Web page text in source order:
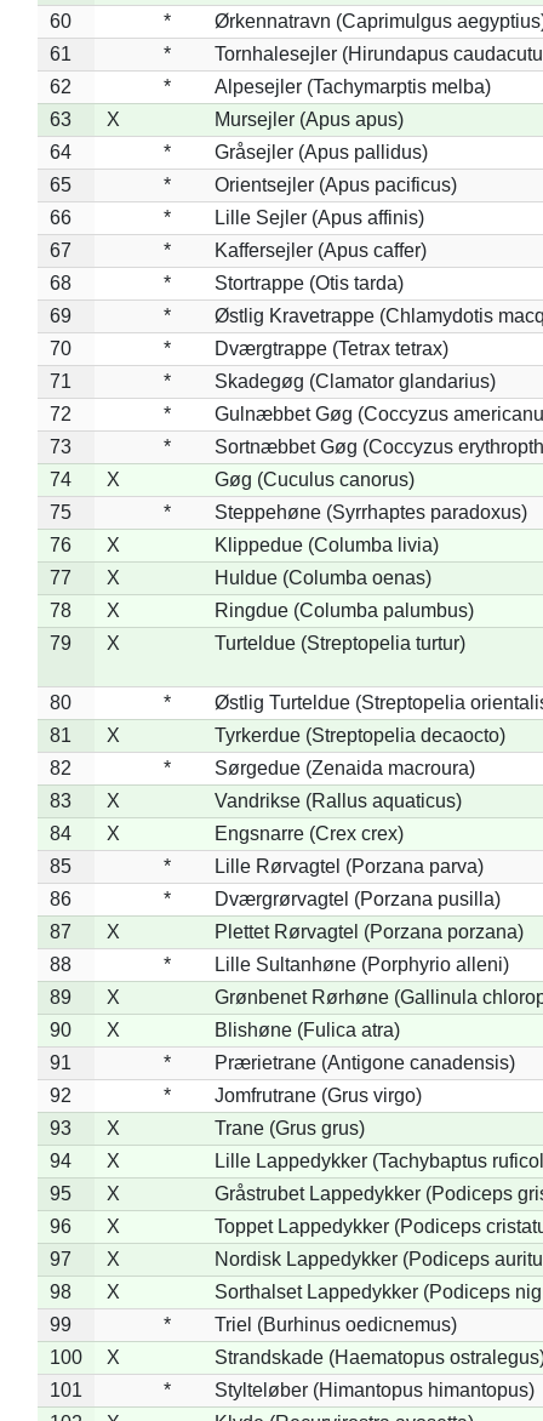
60
*
Ørkennatravn (Caprimulgus
61
*
Tornhalesejler (Hirundapus
62
*
Alpesejler (Tachymarptis melba)
63
X
Mursejler (Apus apus)
64
*
Gråsejler (Apus pallidus)
65
*
Orientsejler (Apus pacificus)
66
*
Lille Sejler (Apus affinis)
67
*
Kaffersejler (Apus caffer)
68
*
Stortrappe (Otis tarda)
69
*
Østlig Kravetrappe (Chlamydotis
70
*
Dværgtrappe (Tetrax tetrax)
71
*
Skadegøg (Clamator glandarius)
72
*
Gulnæbbet Gøg (Coccyzus
73
*
Sortnæbbet Gøg (Coccyzus
74
X
Gøg (Cuculus canorus)
75
*
Steppehøne (Syrrhaptes paradoxus)
76
X
Klippedue (Columba livia)
77
X
Huldue (Columba oenas)
78
X
Ringdue (Columba palumbus)
79
X Turteldue (Streptopelia turtur)
80 *
Østlig Turteldue (Streptopelia
81
X
Tyrkerdue (Streptopelia decaocto)
82
*
Sørgedue (Zenaida macroura)
83
X
Vandrikse (Rallus aquaticus)
84
X
Engsnarre (Crex crex)
85
*
Lille Rørvagtel (Porzana parva)
86
*
Dværgrørvagtel (Porzana pusilla)
87
X
Plettet Rørvagtel (Porzana porzana)
88
*
Lille Sultanhøne (Porphyrio alleni)
89
X
Grønbenet Rørhøne (Gallinula
90
X
Blishøne (Fulica atra)
91
*
Prærietrane (Antigone canadensis)
92
*
Jomfrutrane (Grus virgo)
93
X
Trane (Grus grus)
94
X
Lille Lappedykker (Tachybaptus
95
X
Gråstrubet Lappedykker (Podiceps
96
X
Toppet Lappedykker (Podiceps
97
X
Nordisk Lappedykker (Podiceps
98
X
Sorthalset Lappedykker (Podiceps
99
*
Triel (Burhinus oedicnemus)
100
X
Strandskade (Haematopus
101
*
Stylteløber (Himantopus himantopus)